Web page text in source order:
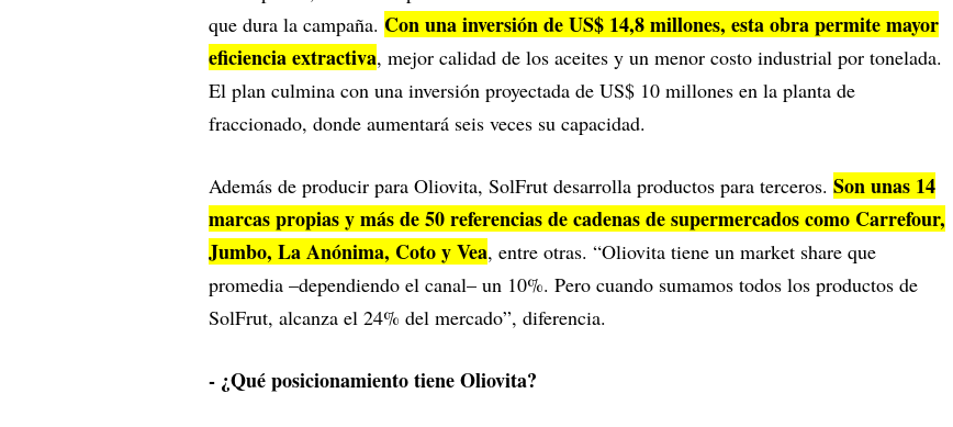
que dura la campaña. Con una inversión de US$ 14,8 millones, esta obra permite mayor
eficiencia extractiva, mejor calidad de los aceites y un menor costo industrial por tonelada.
El plan culmina con una inversión proyectada de US$ 10 millones en la planta de
fraccionado, donde aumentará seis veces su capacidad.
Además de producir para Oliovita, SolFrut desarrolla productos para terceros. Son unas 14
marcas propias y más de 50 referencias de cadenas de supermercados como Carrefour,
Jumbo, La Anónima, Coto y Vea, entre otras. “Oliovita tiene un market share que
promedia –dependiendo el canal– un 10%. Pero cuando sumamos todos los productos de
SolFrut, alcanza el 24% del mercado”, diferencia.
- ¿Qué posicionamiento tiene Oliovita?